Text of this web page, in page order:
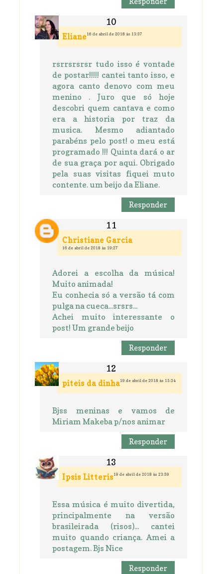
Eliane 16 de abril de 2018 às 13:37
rsrrsrsrsr tudo isso é vontade
de postar!!!!! cantei tanto isso, e
agora canto denovo com meu
menino . Juro que só hoje
descobri quem cantava e como
era a historia por traz da
musica. Mesmo adiantado
parabéns pelo post! o meu está
programado !!! Quinta dará o ar
de sua graça por aqui. Obrigado
pela suas visitas fiquei muto
contente. um beijo da Eliane.
Responder
Christiane Garcia
16 de abril de 2018 às 19:27
Adorei a escolha da música!
Muito animada!
Eu conhecia só a versão tá com
pulga na cueca...srsrs...
Achei muito interessante o
post! Um grande beijo
Responder
piteis da dinha19 de abril de 2018 às 15:34
Bjss meninas e vamos de
Miriam Makeba p/nos animar
Responder
Ipsis Litteris 19 de abril de 2018 às 23:59
Essa música é muito divertida,
principalmente na versão
brasileirada (risos)... cantei
muito quando criança. Amei a
postagem. Bjs Nice
Responder